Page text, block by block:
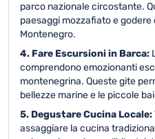
parco nazionale circostante.
paesaggi mozzafiato e
Montenegro.
4. Fare Escursioni in Barca:
comprendono emozionanti
montenegrina. Queste gite
bellezze marine e le piccole
5. Degustare Cucina Locale:
assaggiare la cucina